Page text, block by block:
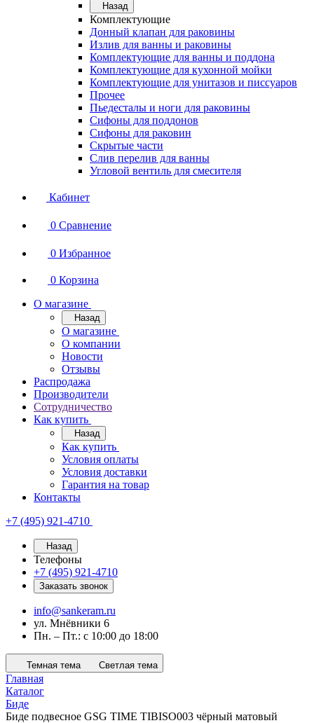
Назад
Комплектующие
Донный клапан для раковины
Излив для ванны и раковины
Комплектующие для ванны и поддона
Комплектующие для кухонной мойки
Комплектующие для унитазов и писсуаров
Прочее
Пьедесталы и ноги для раковины
Сифоны для поддонов
Сифоны для раковин
Скрытые части
Слив перелив для ванны
Угловой вентиль для смесителя
Кабинет
0 Сравнение
0 Избранное
0 Корзина
О магазине
Назад
О магазине
О компании
Новости
Отзывы
Распродажа
Производители
Сотрудничество
Как купить
Назад
Как купить
Условия оплаты
Условия доставки
Гарантия на товар
Контакты
+7 (495) 921-4710
Назад
Телефоны
+7 (495) 921-4710
Заказать звонок
info@sankeram.ru
ул. Мнёвники 6
Пн. – Пт.: с 10:00 до 18:00
Темная тема Светлая тема
Главная
Каталог
Биде
Биде подвесное GSG TIME TIBISO003 чёрный матовый